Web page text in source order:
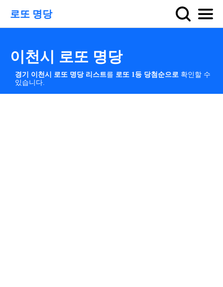
로또 명당
이천시 로또 명당
경기 이천시 로또 명당 리스트를 로또 1등 당첨순으로 확인할 수
있습니다.